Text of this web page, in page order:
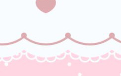
【1ヶ月/乱視用】 トリカ サンセット
ン、乱視カラコン、格安乱視用カラ
シリーズ (
【1ヶ月/乱視用】 トリカ サンセット
ン、乱視カラコン、格安乱視用カラ
視カラコン、遠視用カラコン、遠視
ト、格安乱視用カラコン専門店のホ